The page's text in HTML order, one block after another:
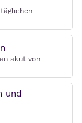
akut von
und